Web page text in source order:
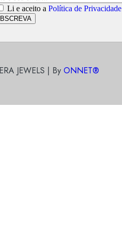
Li e aceito aPolítica de Privacidade
JEWELS | By ONNET®